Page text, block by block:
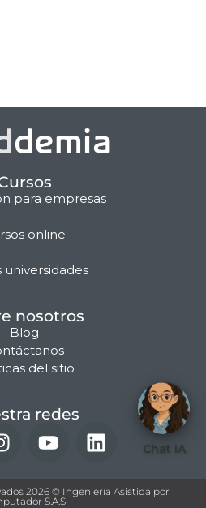
para empresas
online
universidades
nosotros
Blog
del sitio
redes
2026 © Ingeniería Asistida por
S.A.S
Chat IA